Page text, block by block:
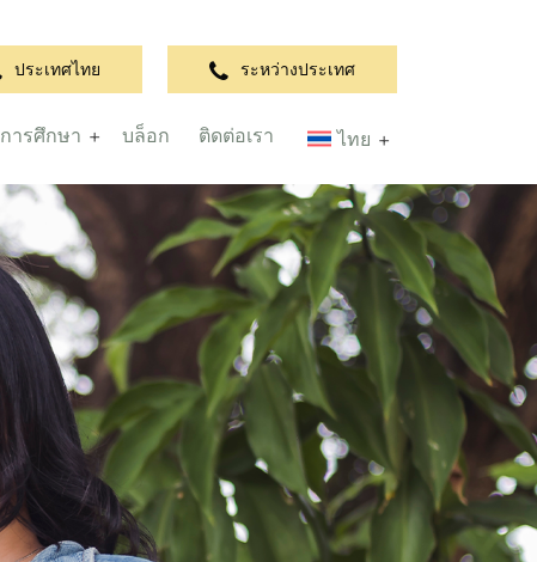
ประเทศไทย ระหว่างประเทศ
การศึกษา บล็อก ติดต่อเรา ไทย